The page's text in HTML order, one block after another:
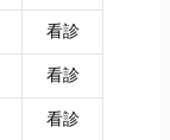
看診
看診
看診